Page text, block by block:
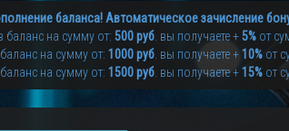
баланса! Автоматическое зачисление
баланс на сумму от: 500 руб . вы получаете +5% от
на сумму от: 1000 руб . вы получаете +10% от
на сумму от: 1500 руб . вы получаете +15% от